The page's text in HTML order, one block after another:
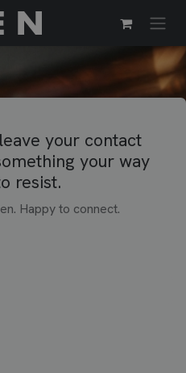
your contact
your way
resist.
Happy to connect.